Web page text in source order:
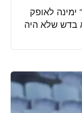
ימינה לאופק
בדש שלא היה